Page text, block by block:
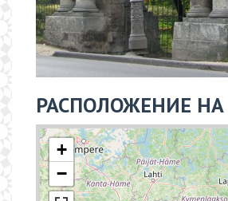
РАСПОЛОЖЕНИЕ НА
+
−